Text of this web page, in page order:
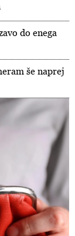
do enega
še naprej